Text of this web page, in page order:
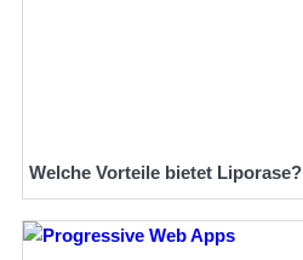
Welche Vorteile bietet Liporase?